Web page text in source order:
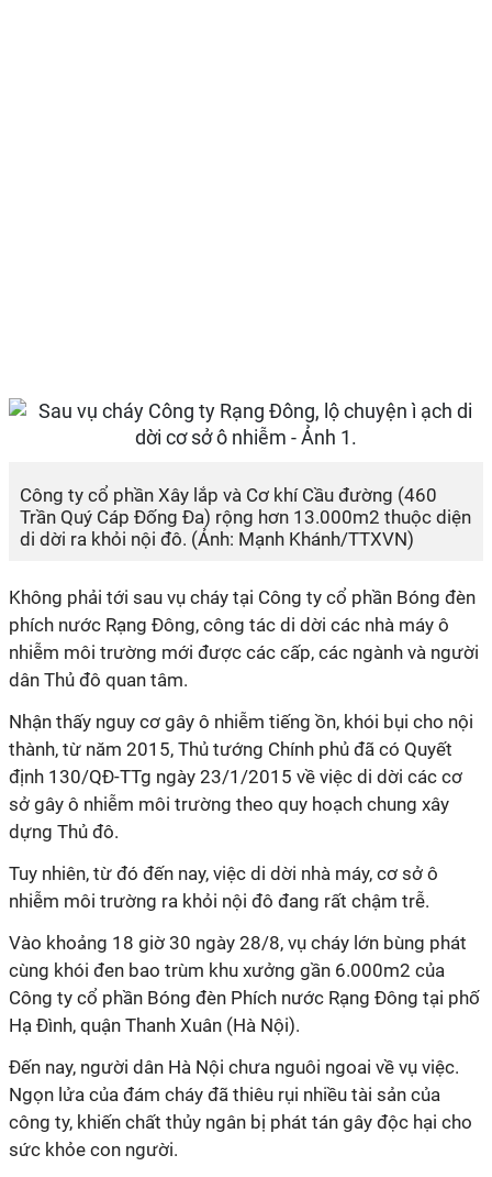
Công ty cổ phần Xây lắp và Cơ khí Cầu đường (460
Trần Quý Cáp Đống Đa) rộng hơn 13.000m2 thuộc diện
di dời ra khỏi nội đô. (Ảnh: Mạnh Khánh/TTXVN)
Không phải tới sau vụ cháy tại Công ty cổ phần Bóng đèn
phích nước Rạng Đông, công tác di dời các nhà máy ô
nhiễm môi trường mới được các cấp, các ngành và người
dân Thủ đô quan tâm.
Nhận thấy nguy cơ gây ô nhiễm tiếng ồn, khói bụi cho nội
thành, từ năm 2015, Thủ tướng Chính phủ đã có Quyết
định 130/QĐ-TTg ngày 23/1/2015 về việc di dời các cơ
sở gây ô nhiễm môi trường theo quy hoạch chung xây
dựng Thủ đô.
Tuy nhiên, từ đó đến nay, việc di dời nhà máy, cơ sở ô
nhiễm môi trường ra khỏi nội đô đang rất chậm trễ.
Vào khoảng 18 giờ 30 ngày 28/8, vụ cháy lớn bùng phát
cùng khói đen bao trùm khu xưởng gần 6.000m2 của
Công ty cổ phần Bóng đèn Phích nước Rạng Đông tại phố
Hạ Đình, quận Thanh Xuân (Hà Nội).
Đến nay, người dân Hà Nội chưa nguôi ngoai về vụ việc.
Ngọn lửa của đám cháy đã thiêu rụi nhiều tài sản của
công ty, khiến chất thủy ngân bị phát tán gây độc hại cho
sức khỏe con người.